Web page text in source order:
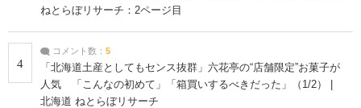
ねとらぼリサーチ：2ページ目
4
コメント数： 5
「北海道土産としてもセンス抜群」六花亭の“店舗限定”お菓子が
人気 「こんなの初めて」「箱買いするべきだった」（1/2） |
北海道 ねとらぼリサーチ